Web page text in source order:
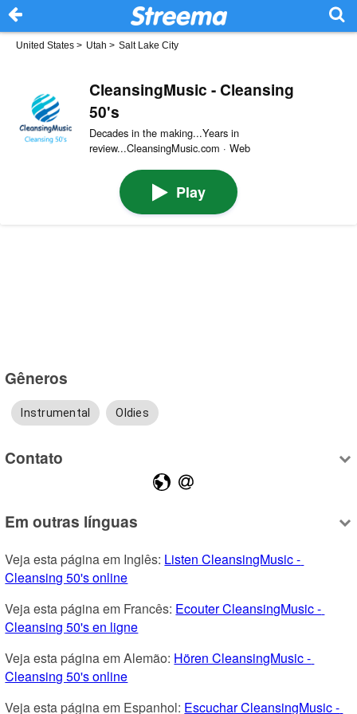
United States > Utah > Salt Lake City
CleansingMusic - Cleansing
50's
Decades in the making...Years in
review...CleansingMusic.com · Web
Play
Gêneros
Instrumental Oldies
Contato
Em outras línguas
Veja esta página em Inglês: Listen CleansingMusic -
Cleansing 50's online
Veja esta página em Francês: Ecouter CleansingMusic -
Cleansing 50's en ligne
Veja esta página em Alemão: Hören CleansingMusic -
Cleansing 50's online
Veja esta página em Espanhol: Escuchar CleansingMusic -